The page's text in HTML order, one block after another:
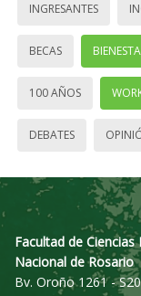
INGRESANTES
BECAS
100 AÑOS
DEBATES
Facultad de
Nacional de Rosario
Bv. Oroño 1261 -